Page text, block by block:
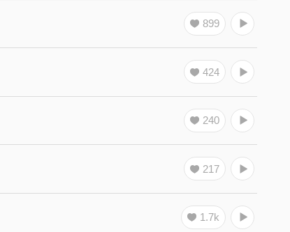
899
424
240
217
1.7k